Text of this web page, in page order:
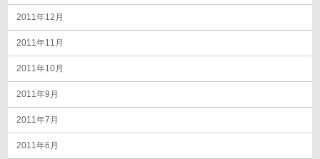
2011年12月
2011年11月
2011年10月
2011年9月
2011年7月
2011年6月